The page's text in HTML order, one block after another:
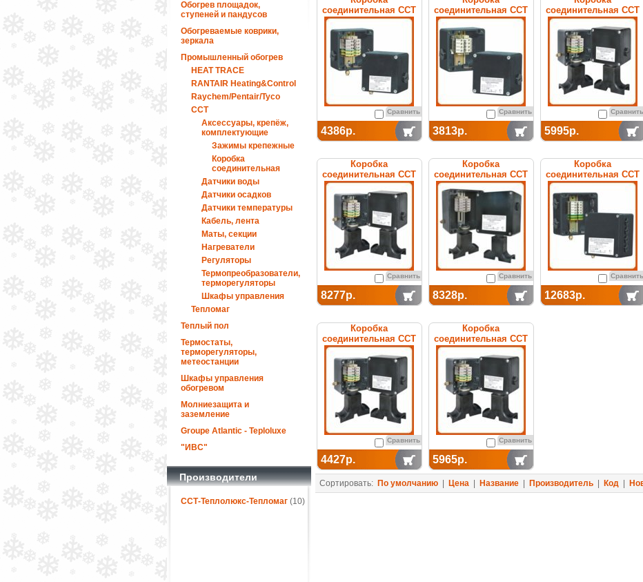
Обогрев площадок,
ступеней и пандусов
Обогреваемые коврики,
зеркала
Промышленный обогрев
HEAT TRACE
RANTAIR Heating&Control
Raychem/Pentair/Tyco
ССТ
Аксессуары, крепёж,
комплектующие
Зажимы крепежные
Коробка
соединительная
Датчики воды
Датчики осадков
Датчики температуры
Кабель, лента
Маты, секции
Нагреватели
Регуляторы
Термопреобразователи,
терморегуляторы
Шкафы управления
Тепломаг
Теплый пол
Термостаты,
терморегуляторы,
метеостанции
Шкафы управления
обогревом
Молниезащита и
заземление
Groupe Atlantic - Teploluxe
"ИВС"
Производители
ССТ-Теплолюкс-Тепломаг(10)
соединительная ССТ
УСК 12.БН
Сравнить
4386р.
соединительная ССТ
УСК 12.К
Сравнить
3813р.
соединительная ССТ
УСК 12.Р
Сравнить
5995р.
Коробка
соединительная ССТ
УСК 16.Н
Сравнить
8277р.
Коробка
соединительная ССТ
УСК 16.Р
Сравнить
8328р.
Коробка
соединительная ССТ
УСК 25.М32
Сравнить
12683р.
Коробка
соединительная ССТ
УСК 12.КН
Сравнить
4427р.
Коробка
соединительная ССТ
УСК 16.БН
Сравнить
5965р.
Сортировать: По умолчанию| Цена| Название| Производитель| Код|